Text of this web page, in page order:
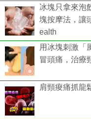
冰塊只拿來泡
塊按摩法，讓
ealth
用冰塊刺激「
冒頭痛，治療
肩頸痠痛抓龍